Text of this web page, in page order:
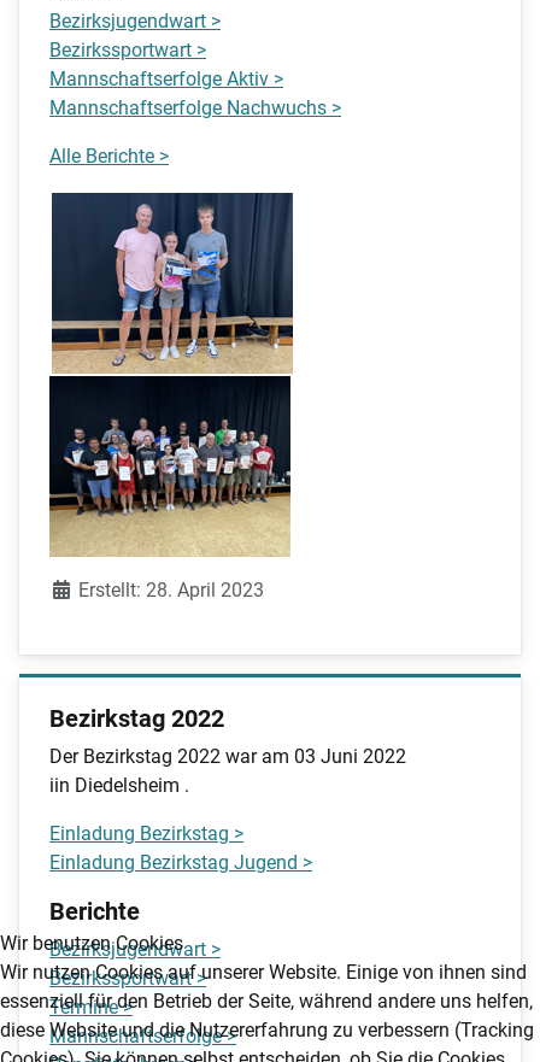
Bezirksjugendwart >
Bezirkssportwart >
Mannschaftserfolge Aktiv >
Mannschaftserfolge Nachwuchs >
Alle Berichte >
DetailsErstellt: 28. April 2023
Bezirkstag 2022
Der Bezirkstag 2022 war am 03 Juni 2022
iin Diedelsheim .
Einladung Bezirkstag >
Einladung Bezirkstag Jugend >
Berichte
Bezirksjugendwart >
Bezirkssportwart >
Termine >
Mannschaftserfolge >
Wir benutzen Cookies
Wir nutzen Cookies auf unserer Website. Einige von ihnen sind
essenziell für den Betrieb der Seite, während andere uns helfen,
diese Website und die Nutzererfahrung zu verbessern (Tracking